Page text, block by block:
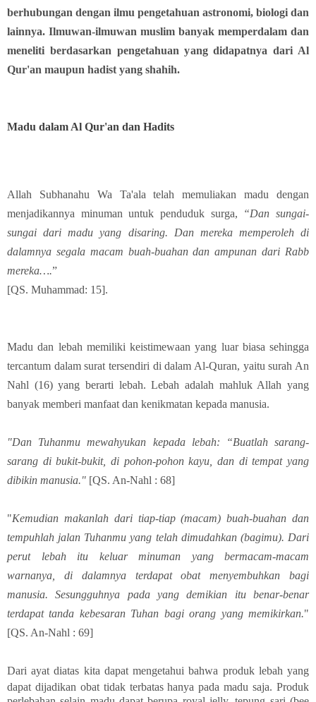
berhubungan dengan ilmu pengetahuan astronomi, biologi dan
lainnya. Ilmuwan-ilmuwan muslim banyak memperdalam dan
meneliti berdasarkan pengetahuan yang didapatnya dari Al
Qur'an maupun hadist yang shahih.
Madu dalam Al Qur'an dan Hadits
Allah Subhanahu Wa Ta'ala telah memuliakan madu dengan
menjadikannya minuman untuk penduduk surga, “Dan sungai-
sungai dari madu yang disaring. Dan mereka memperoleh di
dalamnya segala macam buah-buahan dan ampunan dari Rabb
mereka….”
[QS. Muhammad: 15].
Madu dan lebah memiliki keistimewaan yang luar biasa sehingga
tercantum dalam surat tersendiri di dalam Al-Quran, yaitu surah An
Nahl (16) yang berarti lebah. Lebah adalah mahluk Allah yang
banyak memberi manfaat dan kenikmatan kepada manusia.
"Dan Tuhanmu mewahyukan kepada lebah: “Buatlah sarang-
sarang di bukit-bukit, di pohon-pohon kayu, dan di tempat yang
dibikin manusia." [QS. An-Nahl : 68]
"Kemudian makanlah dari tiap-tiap (macam) buah-buahan dan
tempuhlah jalan Tuhanmu yang telah dimudahkan (bagimu). Dari
perut lebah itu keluar minuman yang bermacam-macam
warnanya, di dalamnya terdapat obat menyembuhkan bagi
manusia. Sesungguhnya pada yang demikian itu benar-benar
terdapat tanda kebesaran Tuhan bagi orang yang memikirkan."
[QS. An-Nahl : 69]
Dari ayat diatas kita dapat mengetahui bahwa produk lebah yang
dapat dijadikan obat tidak terbatas hanya pada madu saja. Produk